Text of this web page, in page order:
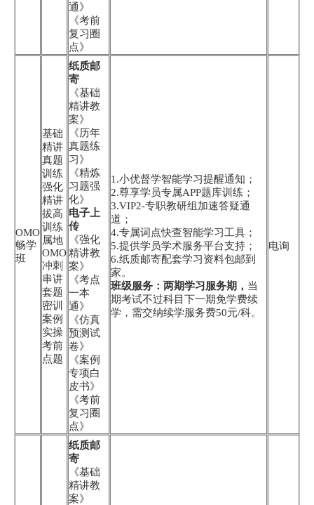
通》
《考前
复习圈
点》
OMO
畅学
班
基础
精讲
真题
训练
强化
精讲
拔高
训练
属地
OMO
冲刺
串讲
套题
密训
案例
实操
考前
点题
纸质邮
寄
《基础
精讲教
案》
《历年
真题练
习》
《精炼
习题强
化》
电子上
传
《强化
精讲教
案》
《考点
一本
通》
《仿真
预测试
卷》
《案例
专项白
皮书》
《考前
复习圈
点》
1.小优督学智能学习提醒通知；
2.尊享学员专属APP题库训练；
3.VIP2-专职教研组加速答疑通
道；
4.专属词点快查智能学习工具；
5.提供学员学术服务平台支持；
6.纸质邮寄配套学习资料包邮到
家。
班级服务：两期学习服务期， 当
期考试不过科目下一期免学费续
学，需交纳续学服务费50元/科。
电询
纸质邮
寄
《基础
精讲教
案》